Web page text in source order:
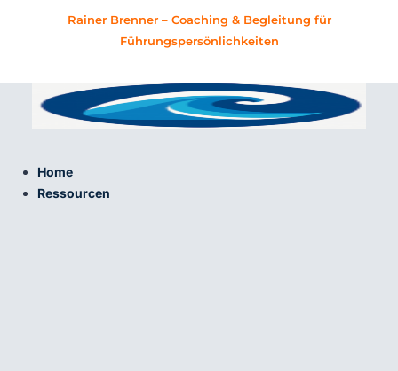
Rainer Brenner – Coaching & Begleitung für
Führungspersönlichkeiten
Home
Ressourcen